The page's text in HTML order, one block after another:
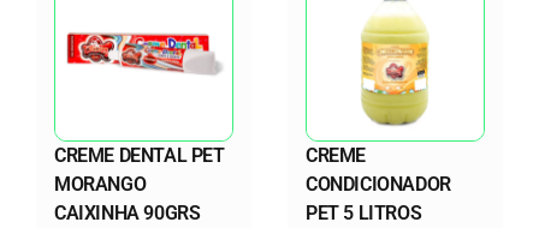
CREME DENTAL PET
MORANGO
CAIXINHA 90GRS
CREME
CONDICIONADOR
PET 5 LITROS